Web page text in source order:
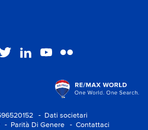
- Dati societari
- Parità Di Genere - Contattaci